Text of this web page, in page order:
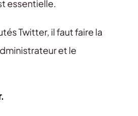
essentielle.
Twitter, il faut faire la
et le